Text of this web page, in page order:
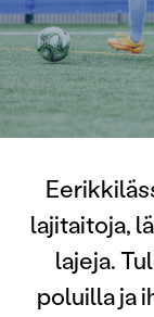
lajitaitoja,
lajeja.
poluilla ja